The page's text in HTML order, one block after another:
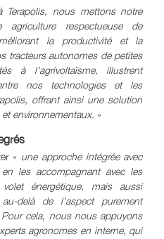
Terapolis, nous mettons notre
agriculture respectueuse de
la productivité et la
tracteurs autonomes de petites
à l’agrivoltaïsme, illustrent
nos technologies et les
offrant ainsi une solution
environnementaux. »
« une approche intégrée avec
les accompagnant avec les
énergétique, mais aussi
delà de l’aspect purement
Pour cela, nous nous appuyons
agronomes en interne, qui